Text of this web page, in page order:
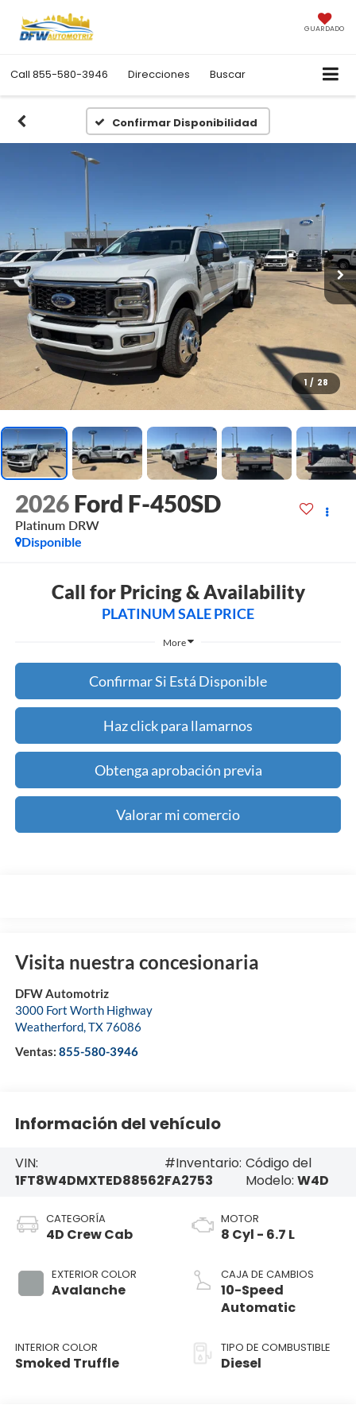
GUARDADO
Call 855-580-3946 Direcciones Buscar
Confirmar Disponibilidad
1 / 28
2026 Ford F-450SD
Platinum DRW
Disponible
Call for Pricing & Availability
PLATINUM SALE PRICE
More
Confirmar Si Está Disponible
Haz click para llamarnos
Obtenga aprobación previa
Valorar mi comercio
Visita nuestra concesionaria
DFW Automotriz
3000 Fort Worth Highway
Weatherford,TX76086
Ventas: 855-580-3946
Información del vehículo
VIN:
1FT8W4DMXTED88562
#Inventario:
FA2753
Código del
Modelo: W4D
CATEGORÍA
4D Crew Cab
EXTERIOR COLOR
Avalanche
INTERIOR COLOR
Smoked Truffle
MOTOR
8 Cyl - 6.7 L
CAJA DE CAMBIOS
10-Speed
Automatic
TIPO DE COMBUSTIBLE
Diesel